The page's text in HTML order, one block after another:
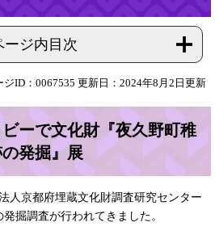
ージ内目次
ジID：0067535 更新日：2024年8月2日更新
ーで文化財『夜久野町稚
発掘』展
人京都府埋蔵文化財調査研究センター
掘調査が行われてきました。